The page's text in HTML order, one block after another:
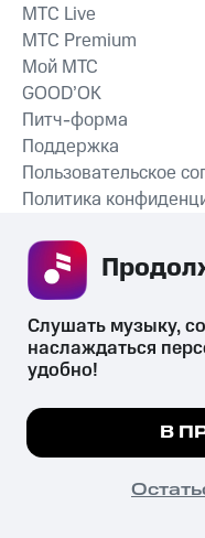
MTС Live
MTС Premium
Мой МТС
GOOD’OK
Питч-форма
Поддержка
Пользовательское
Политика
психотропных веществ,
их незаконный оборот
законодательством
© 2026 ООО «КИОН».
Все права защищены
Мы используем
Слушать музыку,
наслаждаться
удобно!
В